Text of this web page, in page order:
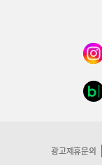
광고제휴문의